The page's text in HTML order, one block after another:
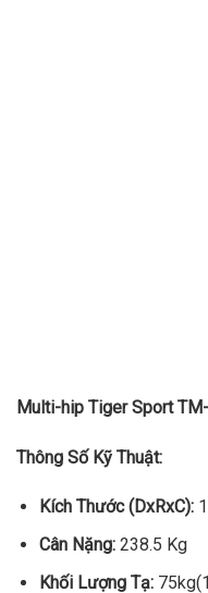
Multi-hip Tiger Sport
Thông Số Kỹ Thuật:
Kích Thước (DxRxC):
Cân Nặng:238.5 Kg
Khối Lượng Tạ: